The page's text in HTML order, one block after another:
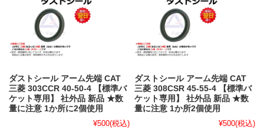
ダストシール アーム先端 CAT
三菱 303CCR 40-50-4 【標準バ
ケット専用】 社外品 新品 ★数
量に注意 1か所に2個使用
¥500(税込)
ダストシール アーム先端 CAT
三菱 308CSR 45-55-4 【標準バ
ケット専用】 社外品 新品 ★数
量に注意 1か所2個使用
¥500(税込)